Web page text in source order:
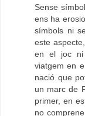
Sense
ens ha
símbols ni
este
en el joc ni
viatgem en
nació que
un marc de
primer, en
no